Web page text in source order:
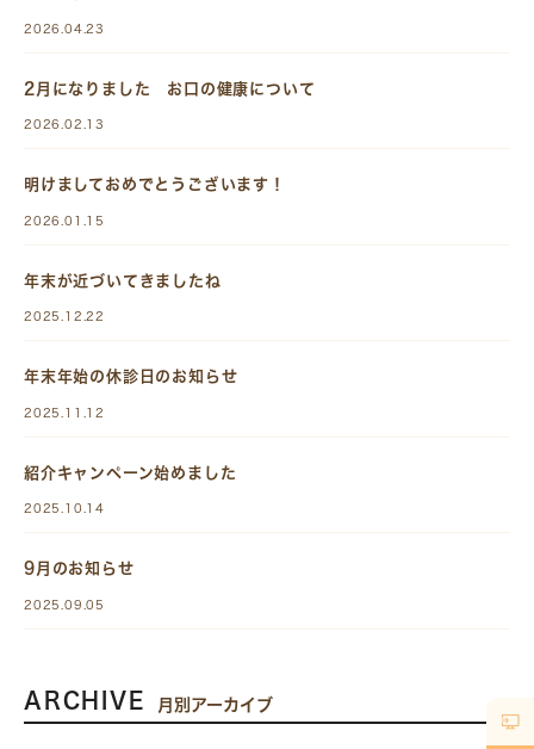
2026.04.23
2月になりました お口の健康について
2026.02.13
明けましておめでとうございます！
2026.01.15
年末が近づいてきましたね
2025.12.22
年末年始の休診日のお知らせ
2025.11.12
紹介キャンペーン始めました
2025.10.14
9月のお知らせ
2025.09.05
ARCHIVE 月別アーカイブ